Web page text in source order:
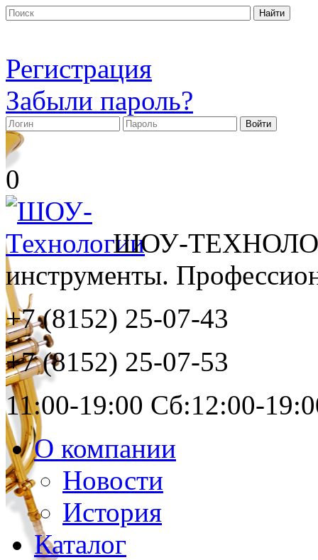
Регистрация
Забыли пароль?
0
ШОУ-
инструменты.
+7 (8152) 25-07-43
+7 (8152) 25-07-53
11:00-19:00 Сб:12:00-
О компании
Новости
История
Каталог